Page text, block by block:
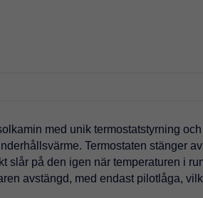
med unik termostatstyrning och
Termostaten stänger
slår på den igen när temperaturen i
avstängd, med endast pilotlåga,